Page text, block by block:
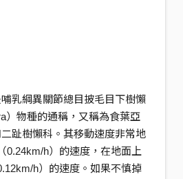
乳綱異關節總目披毛目下樹懶
）物種的通稱，又稱為食葉亞
趾樹懶科。其移動速度非常地
0.24km/h）的速度，在地面上
h）的速度。如果不慎掉